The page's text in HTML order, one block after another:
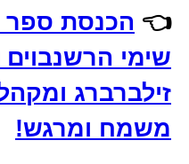
👈 הכנסת ספר
שימי הרשנבוים
זילברברג
משמח ומרגש!